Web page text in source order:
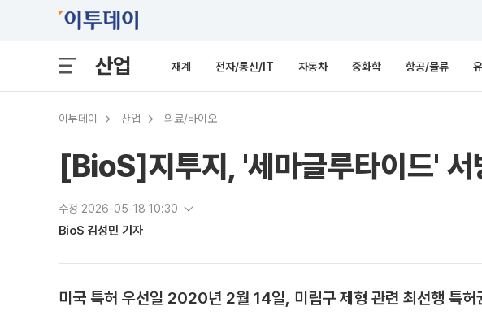
산업 재계 전자/통신/IT 자동차 중화학 항공/물류
이투데이 산업 의료/바이오
[BioS]지투지, '세마글루타이드'
수정 2026-05-18 10:30
BioS 김성민 기자
미국 특허 우선일 2020년 2월 14일, 미립구 제형 관련 최선행 특허